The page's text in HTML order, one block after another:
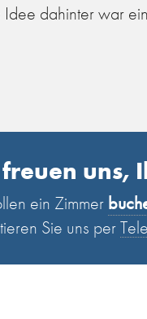
Idee dahinter war
uns,
ein Zimmer
Sie uns per